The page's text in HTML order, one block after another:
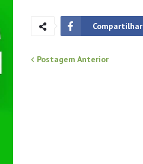
Compartilhar
Postagem Anterior